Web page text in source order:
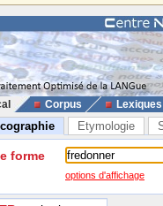
Corpus Lexiques
Etymologie
forme
options d'affichage